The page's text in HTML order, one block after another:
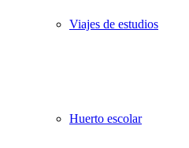
Viajes de estudios
Huerto escolar